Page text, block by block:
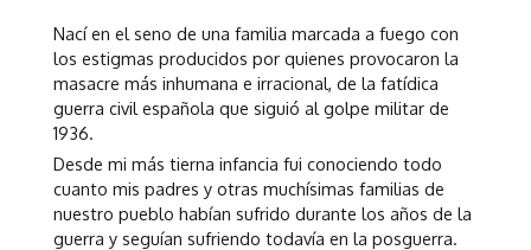
Nací en el seno de una familia marcada a fuego con
los estigmas producidos por quienes provocaron la
masacre más inhumana e irracional, de la fatídica
guerra civil española que siguió al golpe militar de
1936.
Desde mi más tierna infancia fui conociendo todo
cuanto mis padres y otras muchísimas familias de
nuestro pueblo habían sufrido durante los años de la
guerra y seguían sufriendo todavía en la posguerra.